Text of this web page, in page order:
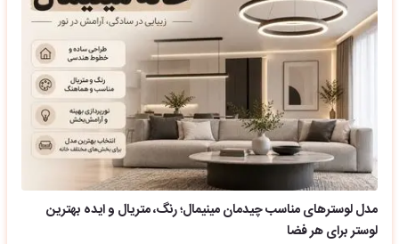
مدل لوسترهای مناسب چیدمان مینیمال؛ رنگ، متریال و ایده بهترین
لوستر برای هر فضا